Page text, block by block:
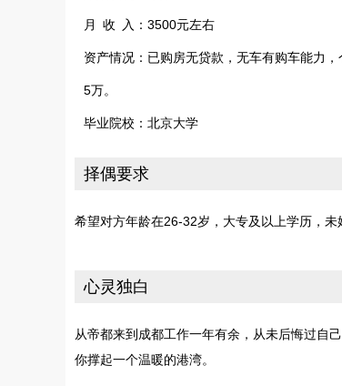
月 收 入：3500元左右
资产情况：已购房无贷款，无车有购车能力，
5万。
毕业院校：北京大学
择偶要求
希望对方年龄在26-32岁，大专及以上学历，
心灵独白
从帝都来到成都工作一年有余，从未后悔过自
你撑起一个温暖的港湾。